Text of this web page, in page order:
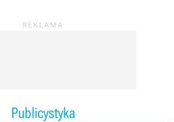
czyli Presto Studios (mające w
Publicystyka